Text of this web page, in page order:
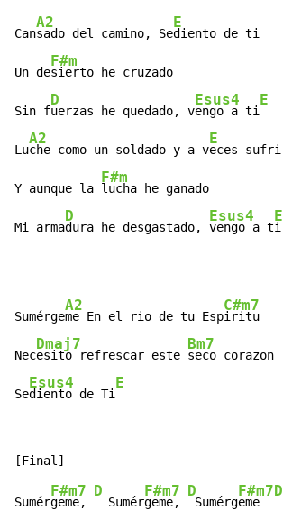
Can
A2
sado del camino, Se
E
diento de ti
Un de
F#m
sierto he cruzado
Sin f
D
uerzas he quedado, v
Esus4
engo a ti
E
Lu
A2
che como un soldado y a v
E
eces sufri
Y aunque la
F#m
lucha he ganado
Mi arma
D
dura he desgastado,
Esus4
vengo a t
E
i
Sumérge
A2
me En el rio de tu Esp
C#m7
iritu
Nec
Dmaj7
esito refrescar este
Bm7
seco corazon
Se
Esus4
diento de Ti
E
Sumér
F#m7
geme,
D
  Sumér
F#m7
geme,
D
Sumérg
F#m7
eme
D